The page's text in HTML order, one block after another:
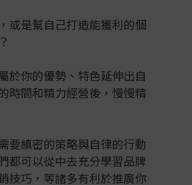
或是幫自己打造能獲利的個
於你的優勢、特色延伸出自
時間和精力經營後，慢慢精
要縝密的策略與自律的行動
都可以從中去充分學習品牌
技巧，等諸多有利於推廣你